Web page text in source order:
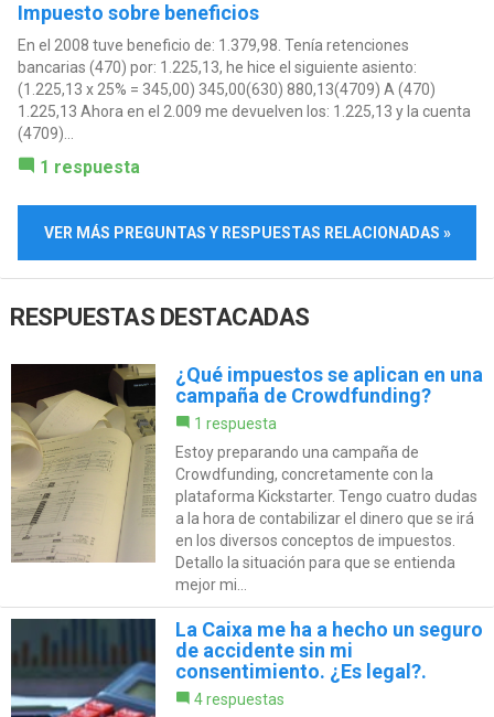
Impuesto sobre beneficios
En el 2008 tuve beneficio de: 1.379,98. Tenía retenciones
bancarias (470) por: 1.225,13, he hice el siguiente asiento:
(1.225,13 x 25% = 345,00) 345,00(630) 880,13(4709) A (470)
1.225,13 Ahora en el 2.009 me devuelven los: 1.225,13 y la cuenta
(4709)...
1 respuesta
VER MÁS PREGUNTAS Y RESPUESTAS RELACIONADAS »
RESPUESTAS DESTACADAS
¿Qué impuestos se aplican en una
campaña de Crowdfunding?
1 respuesta
Estoy preparando una campaña de
Crowdfunding, concretamente con la
plataforma Kickstarter. Tengo cuatro dudas
a la hora de contabilizar el dinero que se irá
en los diversos conceptos de impuestos.
Detallo la situación para que se entienda
mejor mi...
La Caixa me ha a hecho un seguro
de accidente sin mi
consentimiento. ¿Es legal?.
4 respuestas